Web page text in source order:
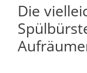
Die